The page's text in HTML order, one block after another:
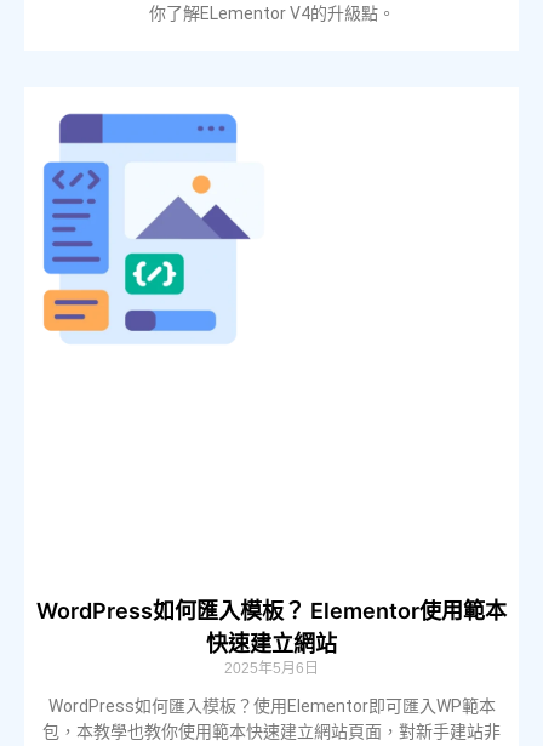
你了解ELementor V4的升級點。
WordPress如何匯入模板？ Elementor使用範本
快速建立網站
2025年5月6日
WordPress如何匯入模板？使用Elementor即可匯入WP範本
包，本教學也教你使用範本快速建立網站頁面，對新手建站非